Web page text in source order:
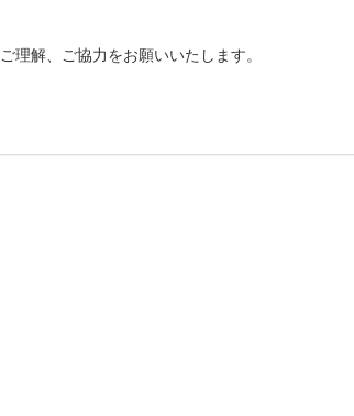
理解、ご協力をお願いいたします。